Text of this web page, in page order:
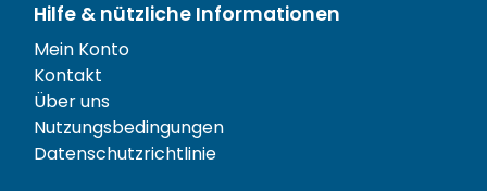
Hilfe & nützliche Informationen
Mein Konto
Kontakt
Über uns
Nutzungsbedingungen
Datenschutzrichtlinie